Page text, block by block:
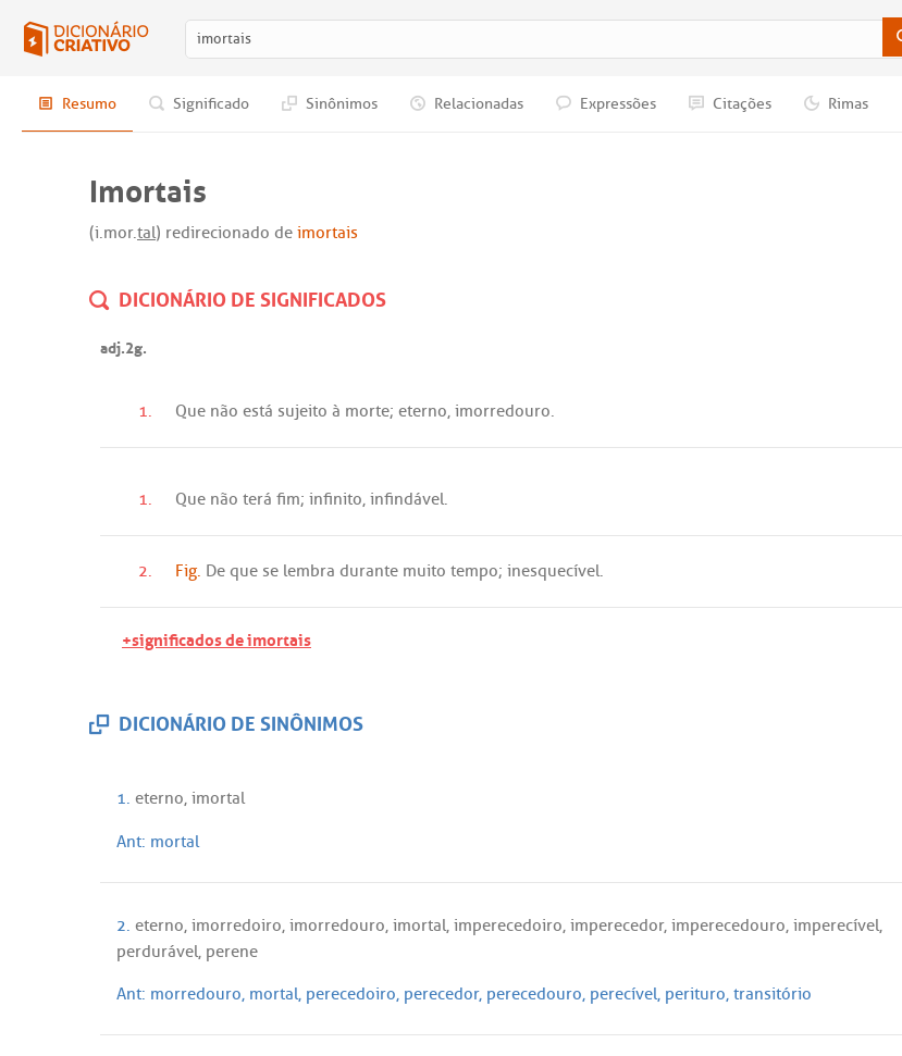
Resumo Significado Sinônimos Relacionadas Expressões Citações Rimas
Imortais
(i.mor.tal) redirecionado de imortais
DICIONÁRIO DE SIGNIFICADOS
adj.2g.
1. Que não está sujeito à morte; eterno, imorredouro.
1. Que não terá fim; infinito, infindável.
2. Fig. De que se lembra durante muito tempo; inesquecível.
+significados de imortais
DICIONÁRIO DE SINÔNIMOS
1. eterno, imortal
Ant: mortal
2. eterno, imorredoiro, imorredouro, imortal, imperecedoiro, imperecedor, imperecedouro, imperecível,
perdurável, perene
Ant: morredouro, mortal, perecedoiro, perecedor, perecedouro, perecível, perituro, transitório